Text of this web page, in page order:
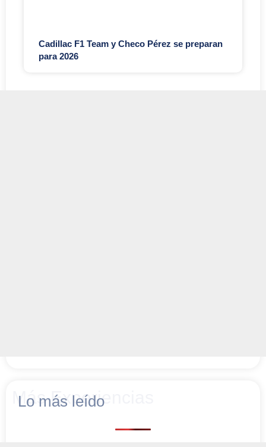
Cadillac F1 Team y Checo Pérez se preparan
para 2026
Más Experiencias
Lo más leído